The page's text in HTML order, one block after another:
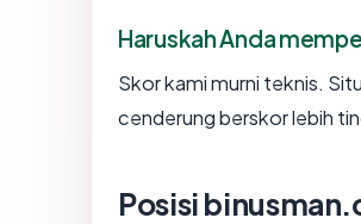
Haruskah Anda
Skor kami murni teknis.
cenderung berskor lebih
Posisi